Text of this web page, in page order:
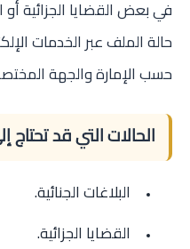
في بعض القضايا الجزائية أو
حالة الملف عبر الخدمات
حسب الإمارة والجهة
الحالات التي قد تحتاج
البلاغات الجنائية.
القضايا الجزائية.